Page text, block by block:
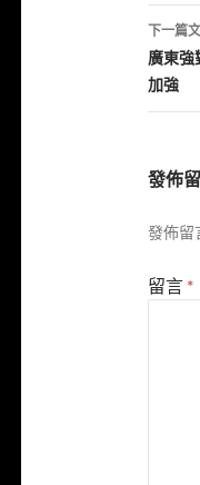
導
覽
下一篇
廣東強
加強
發佈
發佈留
留言 *